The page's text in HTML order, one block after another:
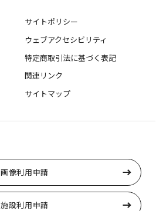
サイトポリシー
ウェブアクセシビリティ
特定商取引法に基づく表記
関連リンク
サイトマップ
画像利用申請
施設利用申請